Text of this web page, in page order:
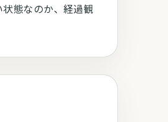
態なのか、経過観